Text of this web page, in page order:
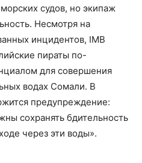
судов, но экипаж
Несмотря на
инцидентов, IMB
пираты по-
для совершения
водах Сомали. В
предупреждение:
сохранять бдительность
через эти воды».